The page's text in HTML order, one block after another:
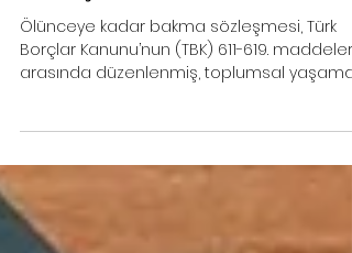
Ölünceye Kadar Bakma
Sözleşmesi - Samsun Avukat
Ölünceye kadar bakma sözleşmesi, Türk